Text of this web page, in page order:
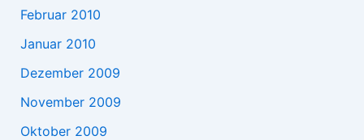
Februar 2010
Januar 2010
Dezember 2009
November 2009
Oktober 2009